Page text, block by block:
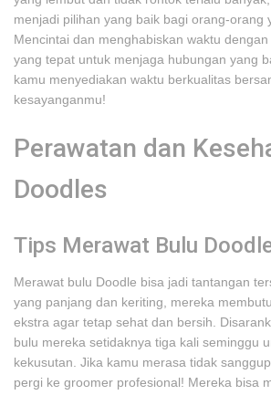
menjadi pilihan yang baik bagi orang-orang
Mencintai dan menghabiskan waktu
yang tepat untuk menjaga hubungan yang
kamu menyediakan waktu berkualitas
kesayanganmu!
Perawatan dan
Doodles
Tips Merawat Bulu
Merawat bulu Doodle bisa jadi tantangan
yang panjang dan keriting, mereka
ekstra agar tetap sehat dan bersih.
bulu mereka setidaknya tiga kali seminggu
kekusutan. Jika kamu merasa tidak
pergi ke groomer profesional! Mereka bisa